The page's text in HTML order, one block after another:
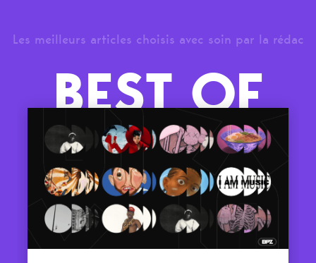
Les meilleurs articles choisis avec soin par la rédac
BEST OF